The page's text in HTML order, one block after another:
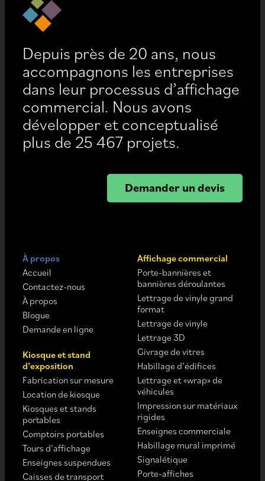
Depuis près de 20 ans, nous
accompagnons les entreprises
dans leur processus d’affichage
commercial. Nous avons
développer et conceptualisé
plus de 25 467 projets.
Demander un devis
À propos
Accueil
Contactez-nous
À propos
Blogue
Demande en ligne
Kiosque et stand
d’exposition
Fabrication sur mesure
Location de kiosque
Kiosques et stands
portables
Comptoirs portables
Tours d’affichage
Enseignes suspendues
Caisses de transport
Affichage commercial
Porte-bannières et
bannières déroulantes
Lettrage de vinyle grand
format
Lettrage de vinyle
Lettrage 3D
Givrage de vitres
Habillage d’édifices
Lettrage et «wrap» de
véhicules
Impression sur matériaux
rigides
Enseignes commerciale
Habillage mural imprimé
Signalétique
Porte-affiches